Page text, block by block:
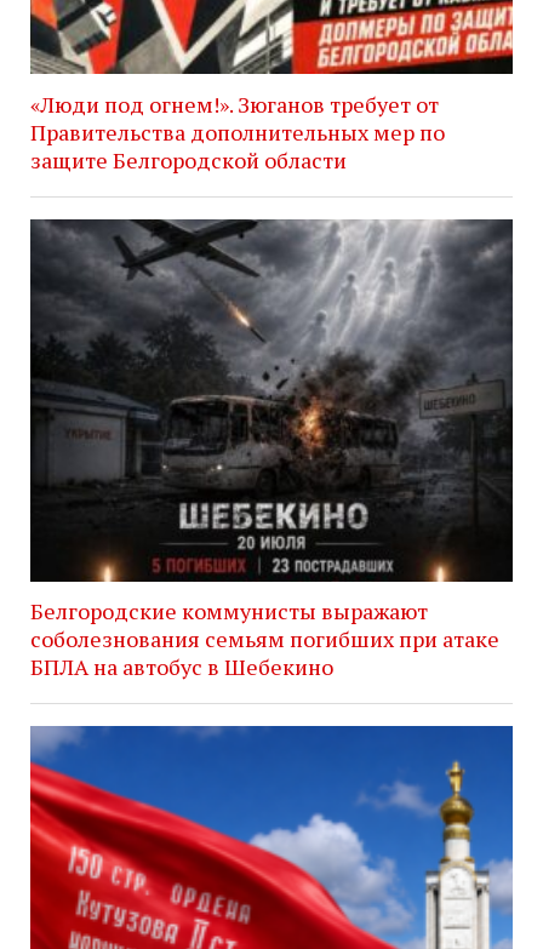
«Люди под огнем!». Зюганов требует от
Правительства дополнительных мер по
защите Белгородской области
Белгородские коммунисты выражают
соболезнования семьям погибших при атаке
БПЛА на автобус в Шебекино